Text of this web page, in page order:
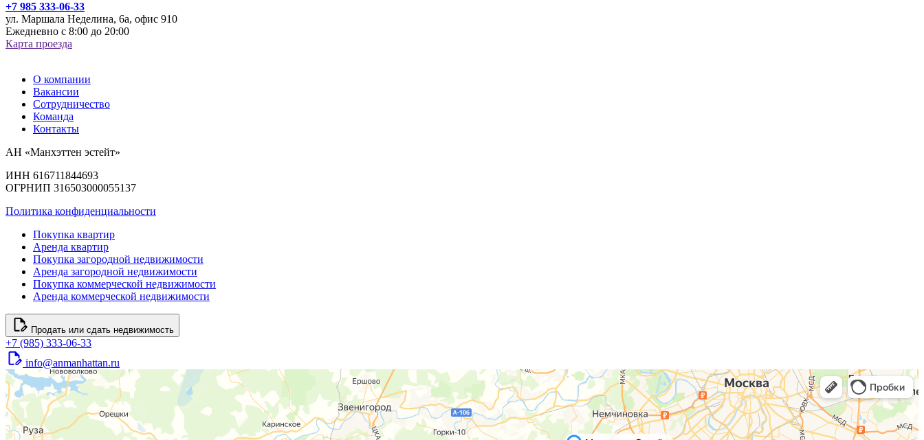
+7 985 333-06-33
ул. Маршала Неделина, 6а, офис 910
Ежедневно с 8:00 до 20:00
Карта проезда
О компании
Вакансии
Сотрудничество
Команда
Контакты
АН «Манхэттен эстейт»
ИНН 616711844693
ОГРНИП 316503000055137
Политика конфиденциальности
Покупка квартир
Аренда квартир
Покупка загородной недвижимости
Аренда загородной недвижимости
Покупка коммерческой недвижимости
Аренда коммерческой недвижимости
Продать или сдать недвижимость
+7 (985) 333-06-33
info@anmanhattan.ru